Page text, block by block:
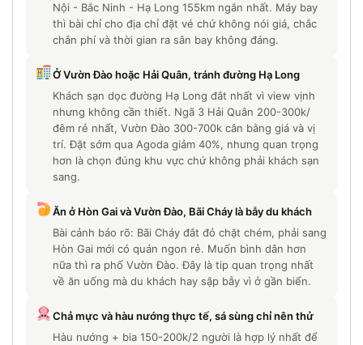
Nội - Bắc Ninh - Hạ Long 155km ngắn nhất. Máy bay
thì bài chỉ cho địa chỉ đặt vé chứ không nói giá, chắc
chắn phí và thời gian ra sân bay không đáng.
Ở Vườn Đào hoặc Hải Quân, tránh đường Hạ Long
Khách sạn dọc đường Hạ Long đắt nhất vì view vịnh
nhưng không cần thiết. Ngã 3 Hải Quân 200-300k/
đêm rẻ nhất, Vườn Đào 300-700k cân bằng giá và vị
trí. Đặt sớm qua Agoda giảm 40%, nhưng quan trọng
hơn là chọn đúng khu vực chứ không phải khách sạn
sang.
Ăn ở Hòn Gai và Vườn Đào, Bãi Cháy là bẫy du khách
Bài cảnh báo rõ: Bãi Cháy đắt đỏ chặt chém, phải sang
Hòn Gai mới có quán ngon rẻ. Muốn bình dân hơn
nữa thì ra phố Vườn Đào. Đây là tip quan trọng nhất
về ăn uống mà du khách hay sập bẫy vì ở gần biển.
Chả mực và hàu nướng thực tế, sá sùng chỉ nên thử
Hàu nướng + bia 150-200k/2 người là hợp lý nhất để